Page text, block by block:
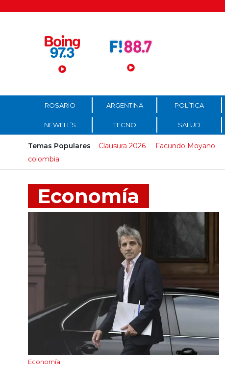
Menú Principal
ROSARIO ARGENTINA POLÍTICA
NEWELL’S TECNO SALUD
Temas Populares Clausura 2026 Facundo Moyano
colombia
Economía
Economía